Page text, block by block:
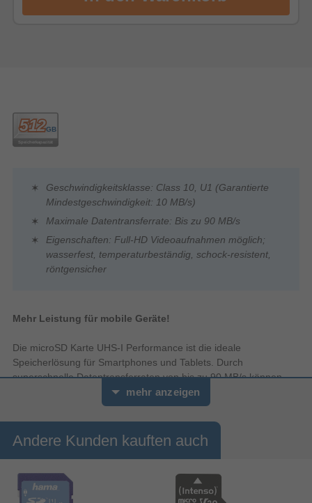
Geschwindigkeitsklasse: Class 10, U1 (Garantierte
Mindestgeschwindigkeit: 10 MB/s)
Maximale Datentransferrate: Bis zu 90 MB/s
Eigenschaften: Full-HD Videoaufnahmen möglich;
wasserfest, temperaturbeständig, schock-resistent,
röntgensicher
Mehr Leistung für mobile Geräte!
Die microSD Karte UHS-I Performance ist die ideale
Speicherlösung für Smartphones und Tablets. Durch
superschnelle Datentransferraten von bis zu 90 MB/s können
Full HD-Videoaufnahmen und hochauflösende Fotos gemacht
und die Leistung ihrer mobilen Geräte voll ausgeschöpft werden.
Die schönsten Momente, die verrücktesten Stunts oder die
atemberaubendsten Landschaften lassen sich so in
mehr anzeigen
Andere Kunden kauften auch